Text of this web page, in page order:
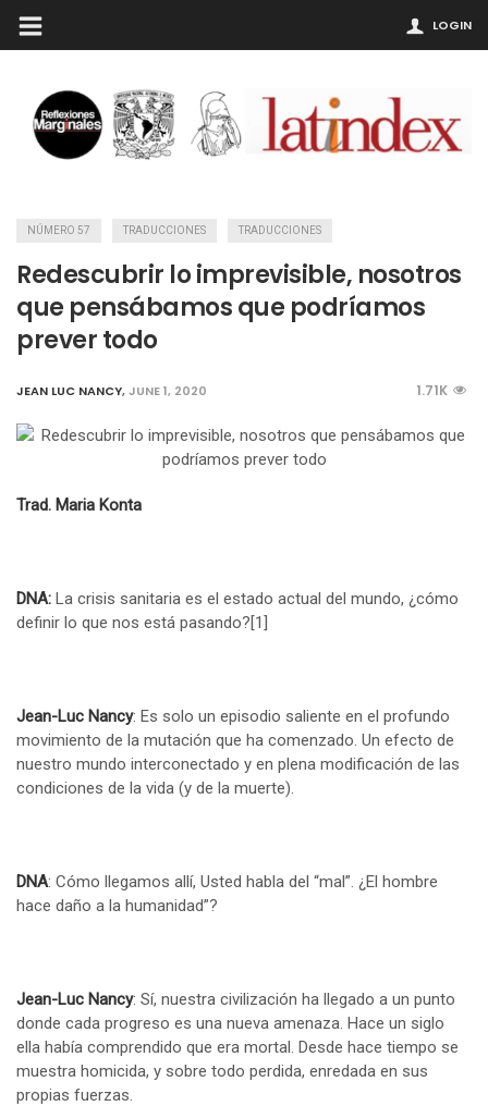
LOGIN
NÚMERO 57 TRADUCCIONES TRADUCCIONES
Redescubrir lo imprevisible, nosotros
que pensábamos que podríamos
prever todo
JEAN LUC NANCY,JUNE 1, 2020 1.71K
Trad. Maria Konta
DNA: La crisis sanitaria es el estado actual del mundo, ¿cómo
definir lo que nos está pasando?[1]
Jean-Luc Nancy: Es solo un episodio saliente en el profundo
movimiento de la mutación que ha comenzado. Un efecto de
nuestro mundo interconectado y en plena modificación de las
condiciones de la vida (y de la muerte).
DNA: Cómo llegamos allí, Usted habla del “mal”. ¿El hombre
hace daño a la humanidad”?
Jean-Luc Nancy: Sí, nuestra civilización ha llegado a un punto
donde cada progreso es una nueva amenaza. Hace un siglo
ella había comprendido que era mortal. Desde hace tiempo se
muestra homicida, y sobre todo perdida, enredada en sus
propias fuerzas.